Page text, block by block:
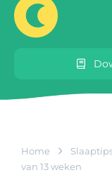
Home
van 13 weken